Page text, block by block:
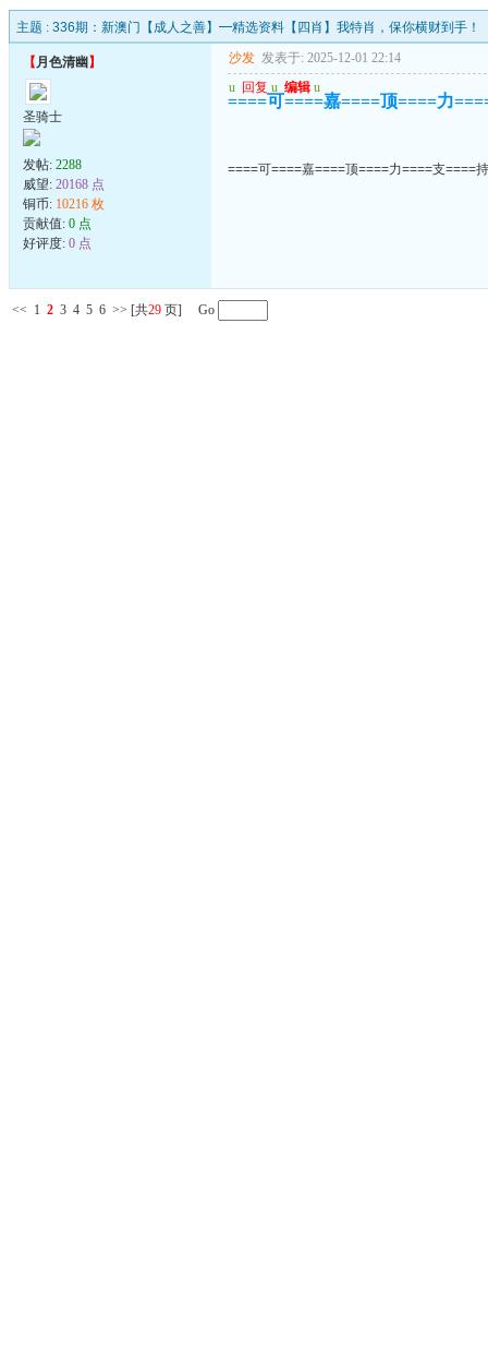
主题 : 336期：新澳门【成人之善】━精选资料【四肖】我特肖，保你横财到手！
【月色清幽 】
圣骑士
发帖: 2288
威望: 20168 点
铜币: 10216 枚
贡献值: 0 点
好评度: 0 点
沙发 发表于: 2025-12-01 22:14
u 回复 u 编辑 u
====可====嘉====顶====力
====可====嘉====顶====力====支====
<< 1 2 3 4 5 6 >> [共29 页] Go